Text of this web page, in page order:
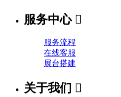
服务中心 
服务流程
在线客服
展台搭建
关于我们 